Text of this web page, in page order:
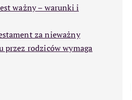
ważny – warunki i
za nieważny
przez rodziców wymaga